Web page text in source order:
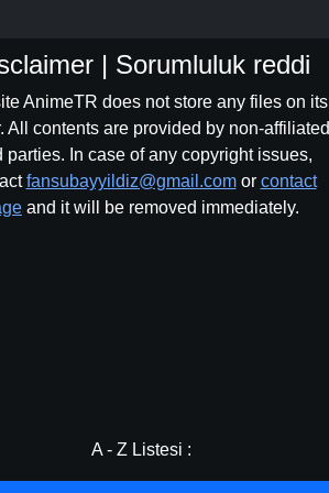
| Sorumluluk reddi
AnimeTR does not store any files on its
All contents are provided by non-affiliated
parties. In case of any copyright issues,
fansubayyildiz@gmail.comor contact
and it will be removed immediately.
A - Z Listesi :